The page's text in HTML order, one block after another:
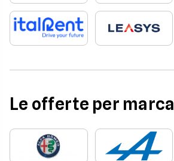
Le offerte per marca